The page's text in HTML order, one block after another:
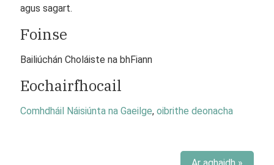
agus sagart.
Foinse
Bailiúchán Choláiste na bhFiann
Eochairfhocail
Comhdháil Náisiúnta na Gaeilge, oibrithe deonacha